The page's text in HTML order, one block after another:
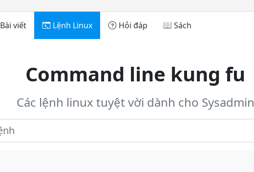
Bài viết Lệnh Linux Hỏi đáp Sách
Command line kung fu
Các lệnh linux tuyệt vời dành cho Sysadmin